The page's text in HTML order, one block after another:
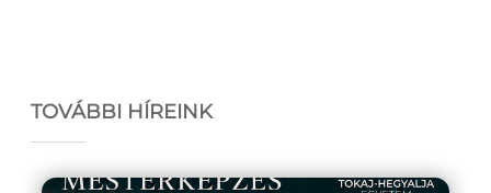
TOVÁBBI HÍREINK